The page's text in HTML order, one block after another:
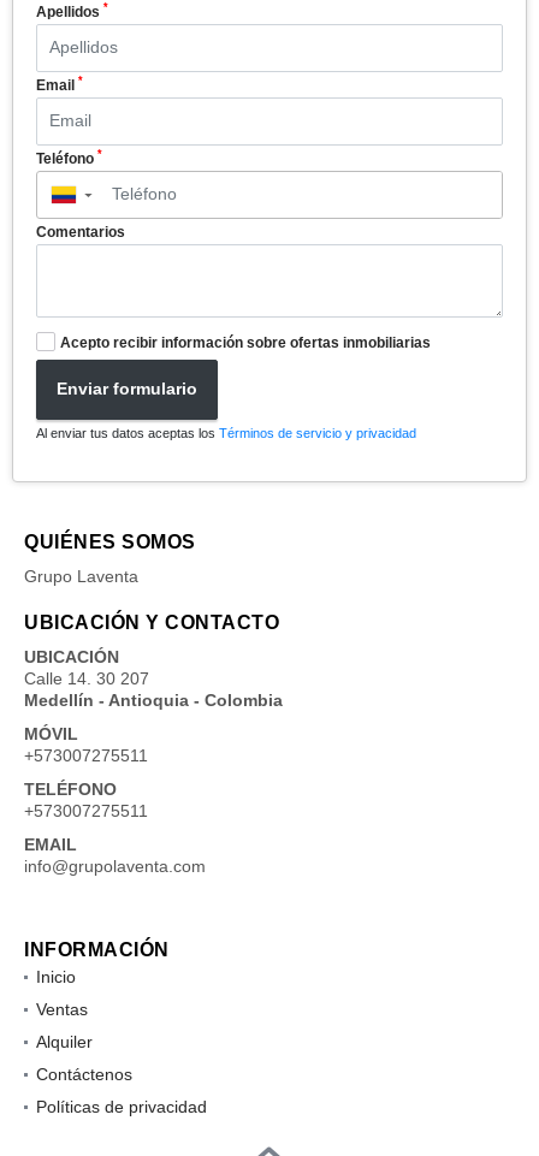
Apellidos *
Email *
Teléfono *
▼
Comentarios
Acepto recibir información sobre ofertas inmobiliarias
Enviar formulario
Al enviar tus datos aceptas los Términos de servicio y privacidad
QUIÉNES SOMOS
Grupo Laventa
UBICACIÓN Y CONTACTO
UBICACIÓN
Calle 14. 30 207
Medellín - Antioquia - Colombia
MÓVIL
+573007275511
TELÉFONO
+573007275511
EMAIL
info@grupolaventa.com
INFORMACIÓN
Inicio
Ventas
Alquiler
Contáctenos
Políticas de privacidad